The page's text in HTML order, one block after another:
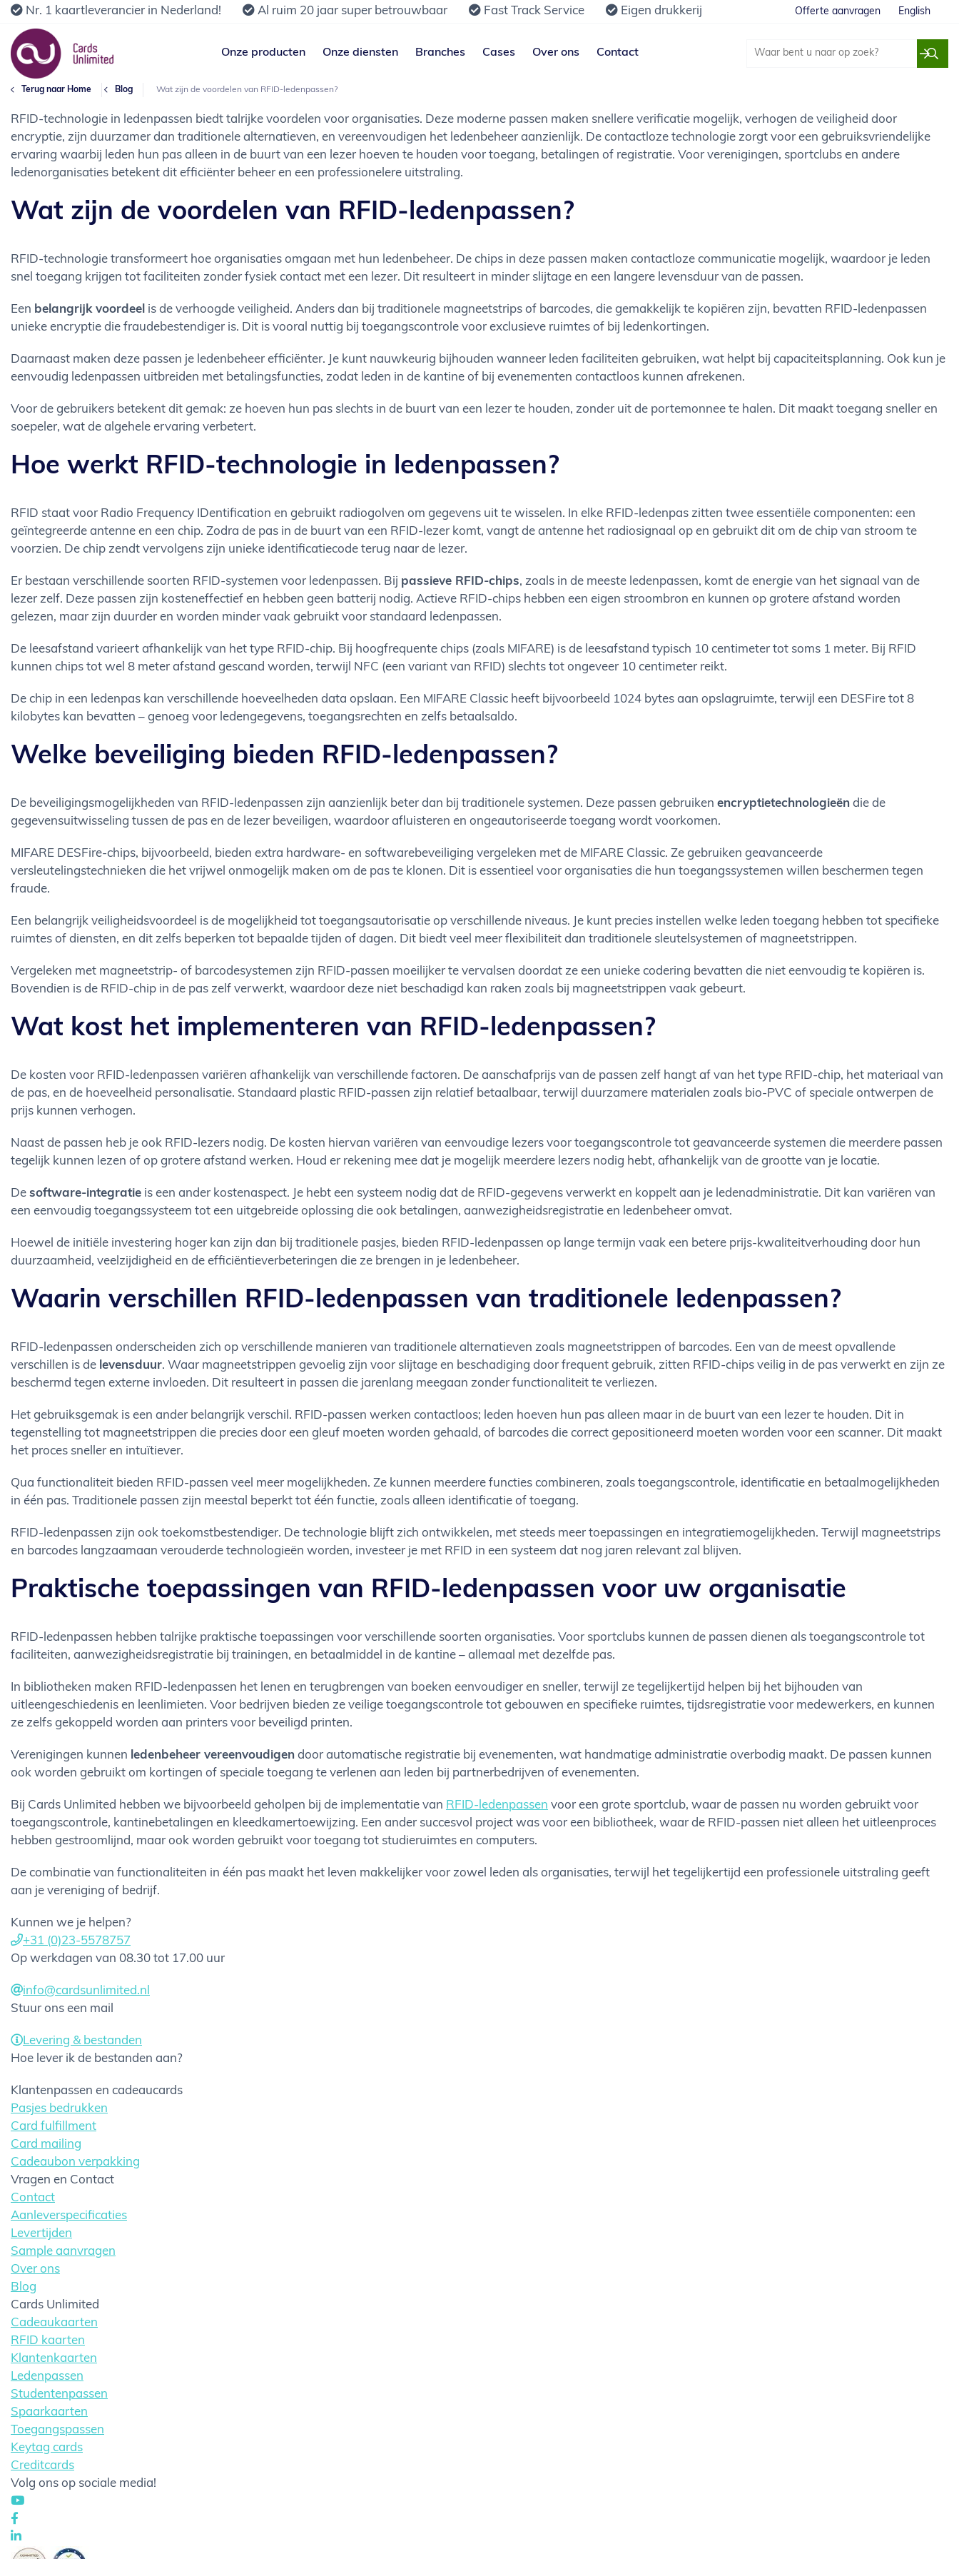
Nr. 1 kaartleverancier in Nederland! Al ruim 20 jaar super betrouwbaar Fast Track Service Eigen drukkerij Offerte aanvragen English
Onze producten Onze diensten Branches Cases Over ons Contact
Terug naar Home Blog Wat zijn de voordelen van RFID-ledenpassen?
RFID-technologie in ledenpassen biedt talrijke voordelen voor organisaties. Deze moderne passen maken snellere verificatie mogelijk, verhogen de veiligheid door
encryptie, zijn duurzamer dan traditionele alternatieven, en vereenvoudigen het ledenbeheer aanzienlijk. De contactloze technologie zorgt voor een gebruiksvriendelijke
ervaring waarbij leden hun pas alleen in de buurt van een lezer hoeven te houden voor toegang, betalingen of registratie. Voor verenigingen, sportclubs en andere
ledenorganisaties betekent dit efficiënter beheer en een professionelere uitstraling.
Wat zijn de voordelen van RFID-ledenpassen?
RFID-technologie transformeert hoe organisaties omgaan met hun ledenbeheer. De chips in deze passen maken contactloze communicatie mogelijk, waardoor je leden
snel toegang krijgen tot faciliteiten zonder fysiek contact met een lezer. Dit resulteert in minder slijtage en een langere levensduur van de passen.
Een belangrijk voordeel is de verhoogde veiligheid. Anders dan bij traditionele magneetstrips of barcodes, die gemakkelijk te kopiëren zijn, bevatten RFID-ledenpassen
unieke encryptie die fraudebestendiger is. Dit is vooral nuttig bij toegangscontrole voor exclusieve ruimtes of bij ledenkortingen.
Daarnaast maken deze passen je ledenbeheer efficiënter. Je kunt nauwkeurig bijhouden wanneer leden faciliteiten gebruiken, wat helpt bij capaciteitsplanning. Ook kun je
eenvoudig ledenpassen uitbreiden met betalingsfuncties, zodat leden in de kantine of bij evenementen contactloos kunnen afrekenen.
Voor de gebruikers betekent dit gemak: ze hoeven hun pas slechts in de buurt van een lezer te houden, zonder uit de portemonnee te halen. Dit maakt toegang sneller en
soepeler, wat de algehele ervaring verbetert.
Hoe werkt RFID-technologie in ledenpassen?
RFID staat voor Radio Frequency IDentification en gebruikt radiogolven om gegevens uit te wisselen. In elke RFID-ledenpas zitten twee essentiële componenten: een
geïntegreerde antenne en een chip. Zodra de pas in de buurt van een RFID-lezer komt, vangt de antenne het radiosignaal op en gebruikt dit om de chip van stroom te
voorzien. De chip zendt vervolgens zijn unieke identificatiecode terug naar de lezer.
Er bestaan verschillende soorten RFID-systemen voor ledenpassen. Bij passieve RFID-chips, zoals in de meeste ledenpassen, komt de energie van het signaal van de
lezer zelf. Deze passen zijn kosteneffectief en hebben geen batterij nodig. Actieve RFID-chips hebben een eigen stroombron en kunnen op grotere afstand worden
gelezen, maar zijn duurder en worden minder vaak gebruikt voor standaard ledenpassen.
De leesafstand varieert afhankelijk van het type RFID-chip. Bij hoogfrequente chips (zoals MIFARE) is de leesafstand typisch 10 centimeter tot soms 1 meter. Bij RFID
kunnen chips tot wel 8 meter afstand gescand worden, terwijl NFC (een variant van RFID) slechts tot ongeveer 10 centimeter reikt.
De chip in een ledenpas kan verschillende hoeveelheden data opslaan. Een MIFARE Classic heeft bijvoorbeeld 1024 bytes aan opslagruimte, terwijl een DESFire tot 8
kilobytes kan bevatten – genoeg voor ledengegevens, toegangsrechten en zelfs betaalsaldo.
Welke beveiliging bieden RFID-ledenpassen?
De beveiligingsmogelijkheden van RFID-ledenpassen zijn aanzienlijk beter dan bij traditionele systemen. Deze passen gebruiken encryptietechnologieën die de
gegevensuitwisseling tussen de pas en de lezer beveiligen, waardoor afluisteren en ongeautoriseerde toegang wordt voorkomen.
MIFARE DESFire-chips, bijvoorbeeld, bieden extra hardware- en softwarebeveiliging vergeleken met de MIFARE Classic. Ze gebruiken geavanceerde
versleutelingstechnieken die het vrijwel onmogelijk maken om de pas te klonen. Dit is essentieel voor organisaties die hun toegangssystemen willen beschermen tegen
fraude.
Een belangrijk veiligheidsvoordeel is de mogelijkheid tot toegangsautorisatie op verschillende niveaus. Je kunt precies instellen welke leden toegang hebben tot specifieke
ruimtes of diensten, en dit zelfs beperken tot bepaalde tijden of dagen. Dit biedt veel meer flexibiliteit dan traditionele sleutelsystemen of magneetstrippen.
Vergeleken met magneetstrip- of barcodesystemen zijn RFID-passen moeilijker te vervalsen doordat ze een unieke codering bevatten die niet eenvoudig te kopiëren is.
Bovendien is de RFID-chip in de pas zelf verwerkt, waardoor deze niet beschadigd kan raken zoals bij magneetstrippen vaak gebeurt.
Wat kost het implementeren van RFID-ledenpassen?
De kosten voor RFID-ledenpassen variëren afhankelijk van verschillende factoren. De aanschafprijs van de passen zelf hangt af van het type RFID-chip, het materiaal van
de pas, en de hoeveelheid personalisatie. Standaard plastic RFID-passen zijn relatief betaalbaar, terwijl duurzamere materialen zoals bio-PVC of speciale ontwerpen de
prijs kunnen verhogen.
Naast de passen heb je ook RFID-lezers nodig. De kosten hiervan variëren van eenvoudige lezers voor toegangscontrole tot geavanceerde systemen die meerdere passen
tegelijk kunnen lezen of op grotere afstand werken. Houd er rekening mee dat je mogelijk meerdere lezers nodig hebt, afhankelijk van de grootte van je locatie.
De software-integratie is een ander kostenaspect. Je hebt een systeem nodig dat de RFID-gegevens verwerkt en koppelt aan je ledenadministratie. Dit kan variëren van
een eenvoudig toegangssysteem tot een uitgebreide oplossing die ook betalingen, aanwezigheidsregistratie en ledenbeheer omvat.
Hoewel de initiële investering hoger kan zijn dan bij traditionele pasjes, bieden RFID-ledenpassen op lange termijn vaak een betere prijs-kwaliteitverhouding door hun
duurzaamheid, veelzijdigheid en de efficiëntieverbeteringen die ze brengen in je ledenbeheer.
Waarin verschillen RFID-ledenpassen van traditionele ledenpassen?
RFID-ledenpassen onderscheiden zich op verschillende manieren van traditionele alternatieven zoals magneetstrippen of barcodes. Een van de meest opvallende
verschillen is de levensduur. Waar magneetstrippen gevoelig zijn voor slijtage en beschadiging door frequent gebruik, zitten RFID-chips veilig in de pas verwerkt en zijn ze
beschermd tegen externe invloeden. Dit resulteert in passen die jarenlang meegaan zonder functionaliteit te verliezen.
Het gebruiksgemak is een ander belangrijk verschil. RFID-passen werken contactloos; leden hoeven hun pas alleen maar in de buurt van een lezer te houden. Dit in
tegenstelling tot magneetstrippen die precies door een gleuf moeten worden gehaald, of barcodes die correct gepositioneerd moeten worden voor een scanner. Dit maakt
het proces sneller en intuïtiever.
Qua functionaliteit bieden RFID-passen veel meer mogelijkheden. Ze kunnen meerdere functies combineren, zoals toegangscontrole, identificatie en betaalmogelijkheden
in één pas. Traditionele passen zijn meestal beperkt tot één functie, zoals alleen identificatie of toegang.
RFID-ledenpassen zijn ook toekomstbestendiger. De technologie blijft zich ontwikkelen, met steeds meer toepassingen en integratiemogelijkheden. Terwijl magneetstrips
en barcodes langzaamaan verouderde technologieën worden, investeer je met RFID in een systeem dat nog jaren relevant zal blijven.
Praktische toepassingen van RFID-ledenpassen voor uw organisatie
RFID-ledenpassen hebben talrijke praktische toepassingen voor verschillende soorten organisaties. Voor sportclubs kunnen de passen dienen als toegangscontrole tot
faciliteiten, aanwezigheidsregistratie bij trainingen, en betaalmiddel in de kantine – allemaal met dezelfde pas.
In bibliotheken maken RFID-ledenpassen het lenen en terugbrengen van boeken eenvoudiger en sneller, terwijl ze tegelijkertijd helpen bij het bijhouden van
uitleengeschiedenis en leenlimieten. Voor bedrijven bieden ze veilige toegangscontrole tot gebouwen en specifieke ruimtes, tijdsregistratie voor medewerkers, en kunnen
ze zelfs gekoppeld worden aan printers voor beveiligd printen.
Verenigingen kunnen ledenbeheer vereenvoudigen door automatische registratie bij evenementen, wat handmatige administratie overbodig maakt. De passen kunnen
ook worden gebruikt om kortingen of speciale toegang te verlenen aan leden bij partnerbedrijven of evenementen.
Bij Cards Unlimited hebben we bijvoorbeeld geholpen bij de implementatie van RFID-ledenpassen voor een grote sportclub, waar de passen nu worden gebruikt voor
toegangscontrole, kantinebetalingen en kleedkamertoewijzing. Een ander succesvol project was voor een bibliotheek, waar de RFID-passen niet alleen het uitleenproces
hebben gestroomlijnd, maar ook worden gebruikt voor toegang tot studieruimtes en computers.
De combinatie van functionaliteiten in één pas maakt het leven makkelijker voor zowel leden als organisaties, terwijl het tegelijkertijd een professionele uitstraling geeft
aan je vereniging of bedrijf.
Kunnen we je helpen?
+31 (0)23-5578757
Op werkdagen van 08.30 tot 17.00 uur
info@cardsunlimited.nl
Stuur ons een mail
Levering & bestanden
Hoe lever ik de bestanden aan?
Klantenpassen en cadeaucards
Pasjes bedrukken
Card fulfillment
Card mailing
Cadeaubon verpakking
Vragen en Contact
Contact
Aanleverspecificaties
Levertijden
Sample aanvragen
Over ons
Blog
Cards Unlimited
Cadeaukaarten
RFID kaarten
Klantenkaarten
Ledenpassen
Studentenpassen
Spaarkaarten
Toegangspassen
Keytag cards
Creditcards
Volg ons op sociale media!